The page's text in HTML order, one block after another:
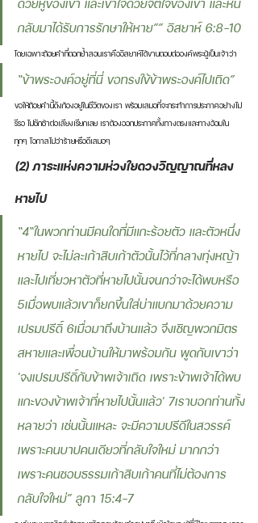
ด้วยหูของเขา และเข้าใจด้วยจิตใจของเขา และหัน
กลับมาได้รับการรักษาให้หาย”” อิสยาห์ 6:8-10
โดยเฉพาะถ้อยคำที่ตอกย้ำสอนเราคืออิสยาห์ได้ขานตอบต่อองค์พระผู้เป็นเจ้าว่า
“ข้าพระองค์อยู่ที่นี่ ขอทรงใข้ข้าพระองค์ไปเถิด”
ขอให้ถ้อยคำนี้ดังก้องอยู่ในชีวิตของเรา พร้อมเสมอที่จะกระทำการประกาศอย่างไม่
รีรอ ไม่ชักช้าต่อเสียงเรียกเลย เราต้องออกประกาศทั้งทางตรงและทางอ้อมใน
ทุกๆ โอกาสไม่ว่าร้ายหรือดีเสมอๆ
(2) ภาระแห่งความห่วงใยดวงวิญญาณที่หลง
หายไป
“4“ในพวกท่านมีคนใดที่มีแกะร้อยตัว และตัวหนึ่ง
หายไป จะไม่ละเก้าสิบเก้าตัวนั้นไว้ที่กลางทุ่งหญ้า
และไปเที่ยวหาตัวที่หายไปนั้นจนกว่าจะได้พบหรือ
5เมื่อพบแล้วเขาก็ยกขึ้นใส่บ่าแบกมาด้วยความ
เปรมปรีดิ์ 6เมื่อมาถึงบ้านแล้ว จึงเชิญพวกมิตร
สหายและเพื่อนบ้านให้มาพร้อมกัน พูดกับเขาว่า
'จงเปรมปรีดิ์กับข้าพเจ้าเถิด เพราะข้าพเจ้าได้พบ
แกะของข้าพเจ้าที่หายไปนั้นแล้ว' 7เราบอกท่านทั้ง
หลายว่า เช่นนั้นแหละ จะมีความปรีดีในสวรรค์
เพราะคนบาปคนเดียวที่กลับใจใหม่ มากกว่า
เพราะคนชอบธรรมเก้าสิบเก้าคนที่ไม่ต้องการ
กลับใจใหม่” ลูกา 15:4-7